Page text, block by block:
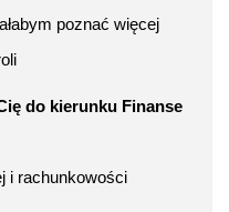
poznać więcej
do kierunku Finanse
i rachunkowości